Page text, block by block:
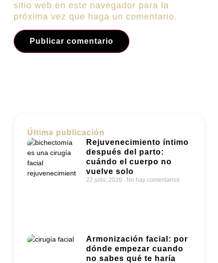
sitio web en este navegador para la
próxima vez que haga un comentario.
Última publicación
Rejuvenecimiento íntimo
después del parto:
cuándo el cuerpo no
vuelve solo
22 julio, 2026 No hay comentarios
Armonización facial: por
dónde empezar cuando
no sabes qué te haría